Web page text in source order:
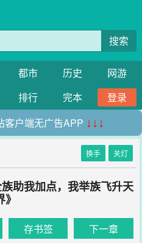
搜索
都市 历史
网游
排行 完本
登录
客户端无广告APP ↓↓↓
换手 关灯
助我加点，我举族飞升天
存书签 下一章